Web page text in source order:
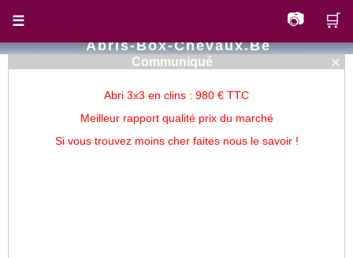
Abris-Box-Chevaux.be
☰ 📷 🛒
×
Communiqué
Abri 3x3 en clins : 980 € TTC
Meilleur rapport qualité prix du marché
Si vous trouvez moins cher faites nous le savoir !